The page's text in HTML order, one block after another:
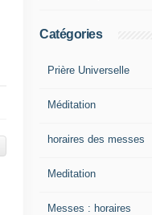
Catégories
Prière Universelle
Méditation
horaires des messes
Meditation
Messes : horaires